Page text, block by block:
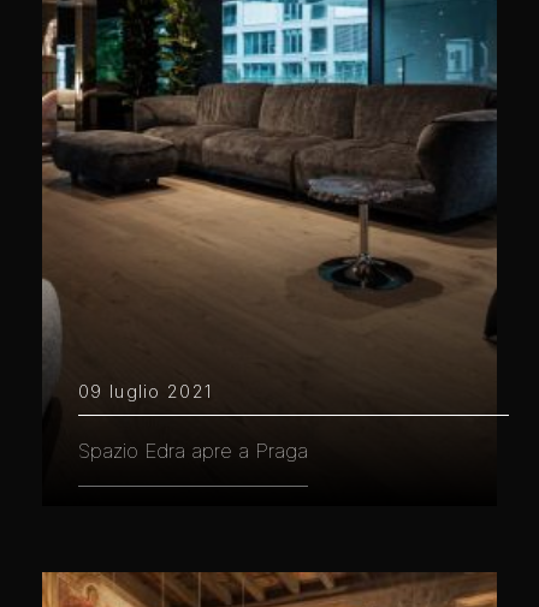
09 luglio 2021
Spazio Edra apre a Praga